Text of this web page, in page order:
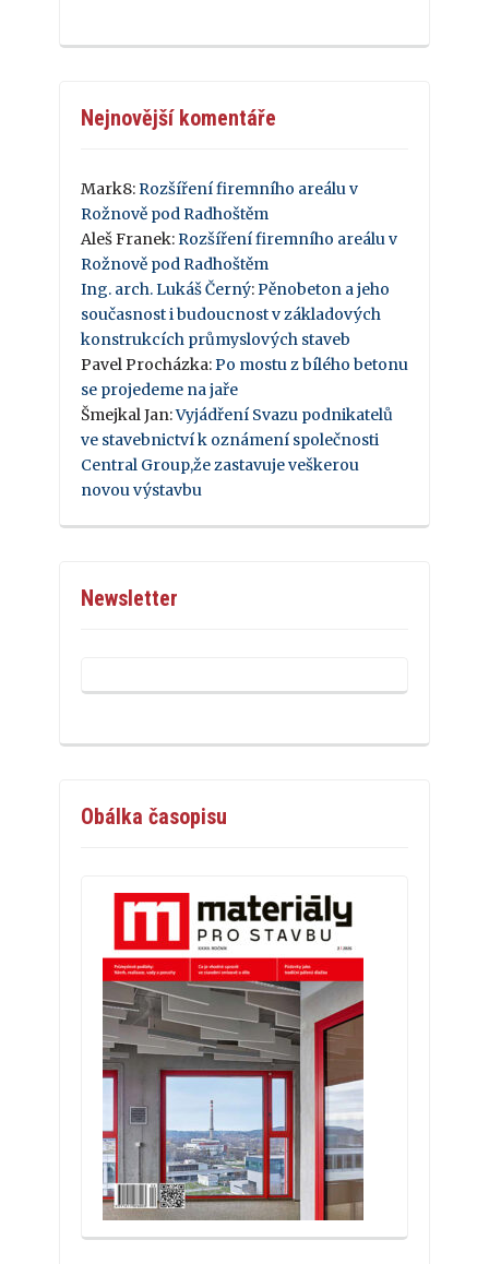
Nejnovější komentáře
Mark8: Rozšíření firemního areálu v
Rožnově pod Radhoštěm
Aleš Franek: Rozšíření firemního areálu v
Rožnově pod Radhoštěm
Ing. arch. Lukáš Černý: Pěnobeton a jeho
současnost i budoucnost v základových
konstrukcích průmyslových staveb
Pavel Procházka: Po mostu z bílého betonu
se projedeme na jaře
Šmejkal Jan:Vyjádření Svazu podnikatelů
ve stavebnictví k oznámení společnosti
Central Group,že zastavuje veškerou
novou výstavbu
Newsletter
Obálka časopisu